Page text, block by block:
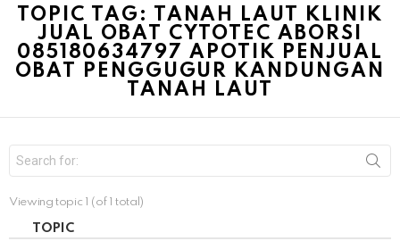
TOPIC TAG: TANAH LAUT KLINIK
JUAL OBAT CYTOTEC ABORSI
085180634797 APOTIK PENJUAL
OBAT PENGGUGUR KANDUNGAN
TANAH LAUT
a
c
f
Viewing topic 1 (of 1 total)
TOPIC